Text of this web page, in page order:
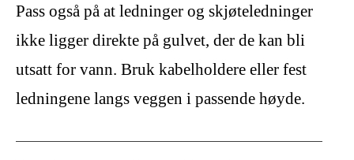
Pass også på at ledninger og skjøteledninger
ikke ligger direkte på gulvet, der de kan bli
utsatt for vann. Bruk kabelholdere eller fest
ledningene langs veggen i passende høyde.